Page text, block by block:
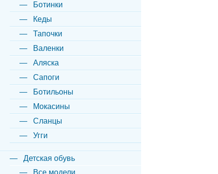
Ботинки
Кеды
Тапочки
Валенки
Аляска
Сапоги
Ботильоны
Мокасины
Сланцы
Угги
Детская обувь
Все модели